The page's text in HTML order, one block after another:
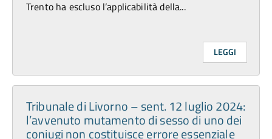
Trento ha escluso l’applicabilità della...
LEGGI
Tribunale di Livorno – sent. 12 luglio 2024:
l’avvenuto mutamento di sesso di uno dei
coniugi non costituisce errore essenziale